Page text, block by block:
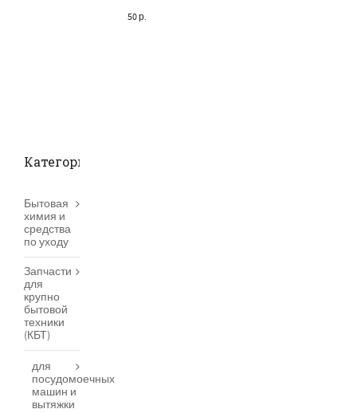
50р.
Категории товаров
Бытовая
химия и
средства
по уходу
Запчасти
для
крупно
бытовой
техники
(КБТ)
для
посудомоечных
машин и
вытяжки